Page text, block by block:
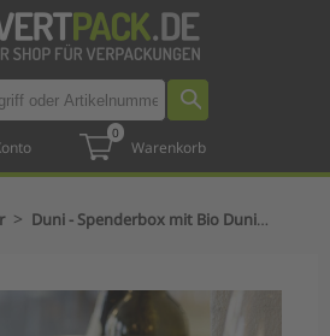
0
Warenkorb
> Duni - Spenderbox mit Bio Dunisoft Servietten